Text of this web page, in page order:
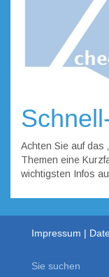
Achten Sie auf das
Themen eine
wichtigsten Infos
Impressum
Sie suchen